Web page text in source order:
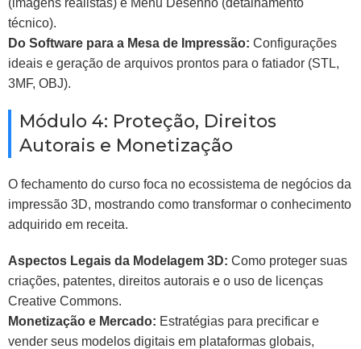
(imagens realistas) e Menu Desenho (detalhamento
técnico).
Do Software para a Mesa de Impressão: Configurações
ideais e geração de arquivos prontos para o fatiador (STL,
3MF, OBJ).
Módulo 4: Proteção, Direitos
Autorais e Monetização
O fechamento do curso foca no ecossistema de negócios da
impressão 3D, mostrando como transformar o conhecimento
adquirido em receita.
Aspectos Legais da Modelagem 3D: Como proteger suas
criações, patentes, direitos autorais e o uso de licenças
Creative Commons.
Monetização e Mercado: Estratégias para precificar e
vender seus modelos digitais em plataformas globais,